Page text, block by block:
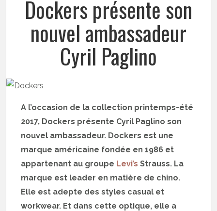
Dockers présente son
nouvel ambassadeur
Cyril Paglino
A l’occasion de la collection printemps-été
2017, Dockers présente Cyril Paglino son
nouvel ambassadeur. Dockers est une
marque américaine fondée en 1986 et
appartenant au groupe Levi’s Strauss. La
marque est leader en matière de chino.
Elle est adepte des styles casual et
workwear. Et dans cette optique, elle a